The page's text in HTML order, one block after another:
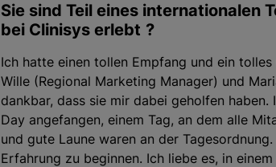
Sie sind Teil eines internationalen
bei Clinisys erlebt ?
Ich hatte einen tollen Empfang und ein
Wille (Regional Marketing Manager) und
dankbar, dass sie mir dabei geholfen
Day angefangen, einem Tag, an dem alle
und gute Laune waren an der
Erfahrung zu beginnen. Ich liebe es, in